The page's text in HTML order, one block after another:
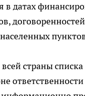
в датах
страны